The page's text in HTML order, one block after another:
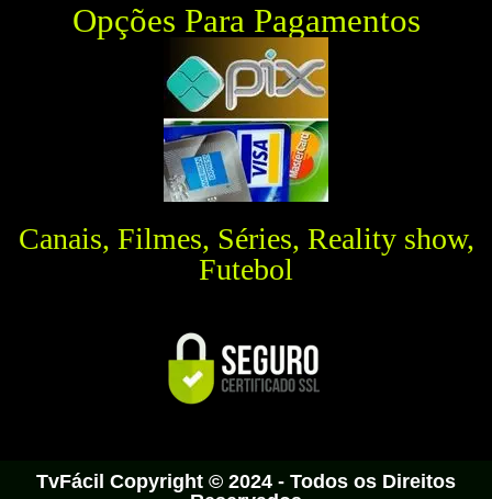
Opções Para Pagamentos
Canais, Filmes, Séries, Reality show,
Futebol
TvFácil Copyright © 2024 - Todos os Direitos